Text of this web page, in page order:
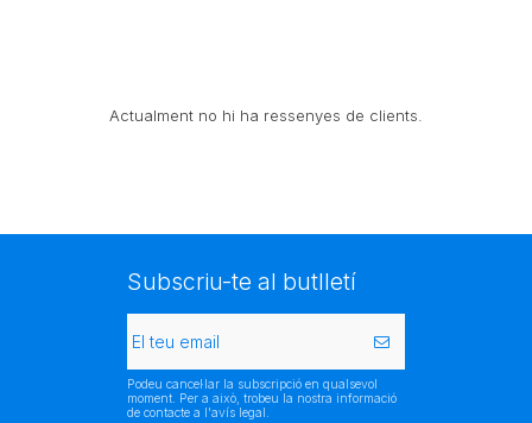
Actualment no hi ha ressenyes de clients.
Subscriu-te al butlletí
Podeu cancel·lar la subscripció en qualsevol
moment. Per a això, trobeu la nostra informació
de contacte a l'avís legal.